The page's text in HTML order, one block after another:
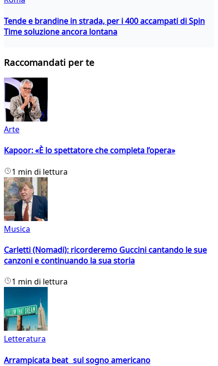
Tende e brandine in strada, per i 400 accampati di Spin
Time soluzione ancora lontana
Raccomandati per te
Arte
Kapoor: «È lo spettatore che completa l’opera»
1 min di lettura
Musica
Carletti (Nomadi): ricorderemo Guccini cantando le sue
canzoni e continuando la sua storia
1 min di lettura
Letteratura
Arrampicata beat sul sogno americano